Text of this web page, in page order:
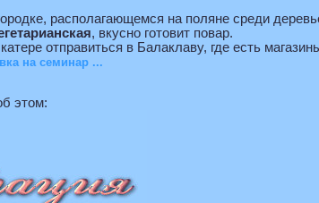
располагающемся на поляне среди
, вкусно готовит повар.
отправиться в Балаклаву, где есть
на семинар ...
этом: